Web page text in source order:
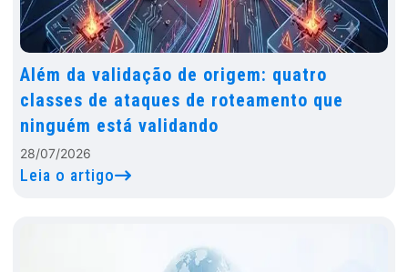
Além da validação de origem: quatro
classes de ataques de roteamento que
ninguém está validando
28/07/2026
Leia o artigo